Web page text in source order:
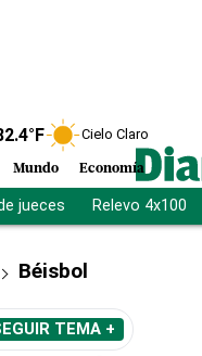
°F Cielo Claro
Mundo Economía
jueces Relevo 4x100
Béisbol
TEMA +